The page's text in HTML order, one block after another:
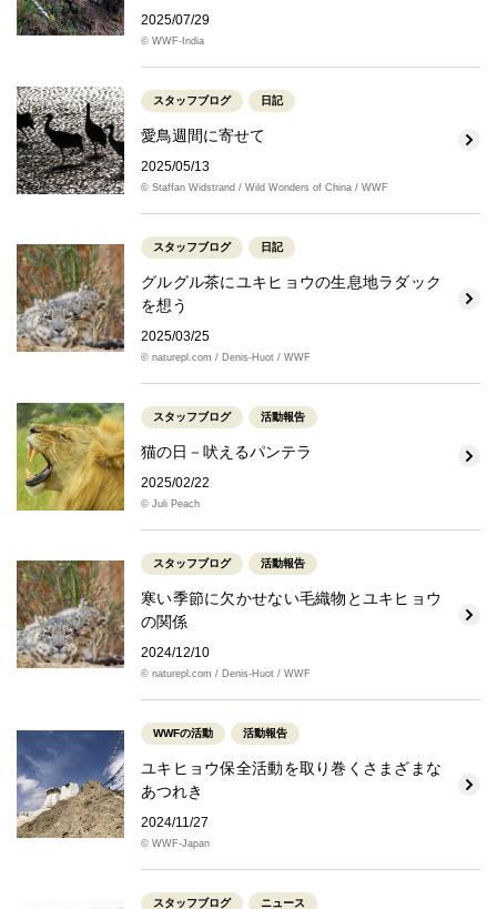
2025/07/29
© WWF-India
スタッフブログ 日記
愛鳥週間に寄せて
2025/05/13
© Staffan Widstrand / Wild Wonders of China / WWF
スタッフブログ 日記
グルグル茶にユキヒョウの生息地ラダック
を想う
2025/03/25
© naturepl.com / Denis-Huot / WWF
スタッフブログ 活動報告
猫の日－吠えるパンテラ
2025/02/22
© Juli Peach
スタッフブログ 活動報告
寒い季節に欠かせない毛織物とユキヒョウ
の関係
2024/12/10
© naturepl.com / Denis-Huot / WWF
WWFの活動 活動報告
ユキヒョウ保全活動を取り巻くさまざまな
あつれき
2024/11/27
© WWF-Japan
スタッフブログ ニュース